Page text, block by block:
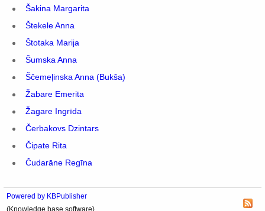
Šakina Margarita
Štekele Anna
Štotaka Marija
Šumska Anna
Ščemeļinska Anna (Bukša)
Žabare Emerita
Žagare Ingrīda
Čerbakovs Dzintars
Čipate Rita
Čudarāne Regīna
Powered by KBPublisher
(Knowledge base software)